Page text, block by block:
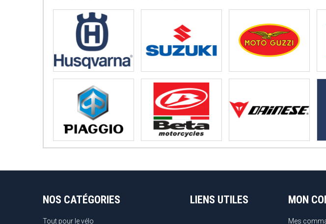
NOS CATÉGORIES
Tout pour le vélo
LIENS UTILES MON
Mes